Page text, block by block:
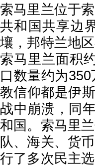
索马里兰位于
共和国共享边
壤，邦特兰地
索马里兰面积
口数量约为
教信仰都是伊
战中崩溃，同
和国。索马里
队、海关、货
行了多次民主